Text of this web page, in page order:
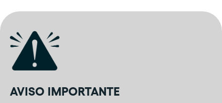
AVISO IMPORTANTE